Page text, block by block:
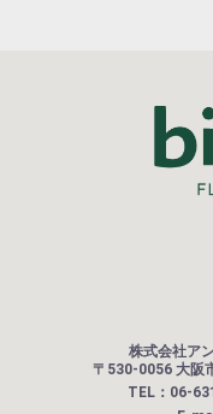
株式会社ア
〒530-0056 大阪
TEL：06-